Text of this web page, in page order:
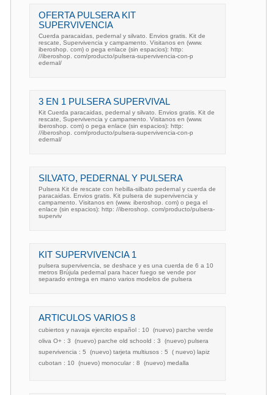
OFERTA PULSERA KIT
SUPERVIVENCIA
Cuerda paracaidas, pedernal y silvato. Envios gratis. Kit de
rescate, Supervivencia y campamento. Visitanos en (www.
iberoshop. com) o pega enlace (sin espacios): http:
//iberoshop. com/producto/pulsera-supervivencia-con-p
edernal/
3 EN 1 PULSERA SUPERVIVAL
Kit Cuerda paracaidas, pedernal y silvato. Envios gratis. Kit de
rescate, Supervivencia y campamento. Visitanos en (www.
iberoshop. com) o pega enlace (sin espacios): http:
//iberoshop. com/producto/pulsera-supervivencia-con-p
edernal/
SILVATO, PEDERNAL Y PULSERA
Pulsera Kit de rescate con hebilla-silbato pedernal y cuerda de
paracaidas. Envios gratis. Kit pulsera de supervivencia y
campamento. Visitanos en (www. iberoshop. com) o pega el
enlace (sin espacios): http: //iberoshop. com/producto/pulsera-
superviv
KIT SUPERVIVENCIA 1
pulsera supervivencia, se deshace y es una cuerda de 6 a 10
metros Brújula pedernal para hacer fuego se vende por
separado entrega en mano varios modelos de pulsera
ARTICULOS VARIOS 8
cubiertos y navaja ejercito español : 10  (nuevo) parche verde
oliva O+ : 3  (nuevo) parche old schoold : 3  (nuevo) pulsera
supervivencia : 5  (nuevo) tarjeta multiusos : 5  ( nuevo) lapiz
cubotan : 10  (nuevo) monocular : 8  (nuevo) medalla